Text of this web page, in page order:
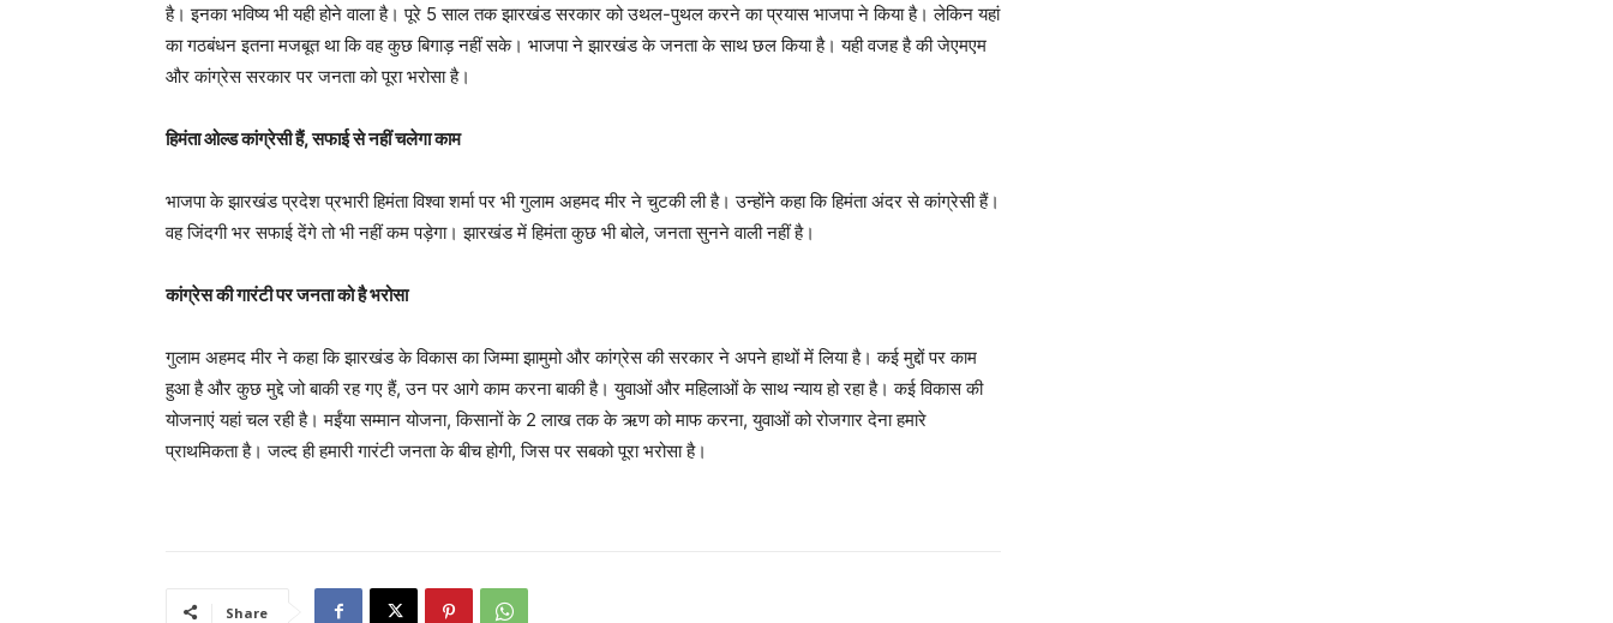
है। इनका भविष्य भी यही होने वाला है। पूरे 5 साल तक झारखंड सरकार को उथल-पुथल करने का प्रयास भाजपा ने किया है। लेकिन यहां
का गठबंधन इतना मजबूत था कि वह कुछ बिगाड़ नहीं सके। भाजपा ने झारखंड के जनता के साथ छल किया है। यही वजह है की जेएमएम
और कांग्रेस सरकार पर जनता को पूरा भरोसा है।
हिमंता ओल्ड कांग्रेसी हैं, सफाई से नहीं चलेगा काम
भाजपा के झारखंड प्रदेश प्रभारी हिमंता विश्वा शर्मा पर भी गुलाम अहमद मीर ने चुटकी ली है। उन्होंने कहा कि हिमंता अंदर से कांग्रेसी हैं।
वह जिंदगी भर सफाई देंगे तो भी नहीं कम पड़ेगा। झारखंड में हिमंता कुछ भी बोले, जनता सुनने वाली नहीं है।
कांग्रेस की गारंटी पर जनता को है भरोसा
गुलाम अहमद मीर ने कहा कि झारखंड के विकास का जिम्मा झामुमो और कांग्रेस की सरकार ने अपने हाथों में लिया है। कई मुद्दों पर काम
हुआ है और कुछ मुद्दे जो बाकी रह गए हैं, उन पर आगे काम करना बाकी है। युवाओं और महिलाओं के साथ न्याय हो रहा है। कई विकास की
योजनाएं यहां चल रही है। मईंया सम्मान योजना, किसानों के 2 लाख तक के ऋण को माफ करना, युवाओं को रोजगार देना हमारे
प्राथमिकता है। जल्द ही हमारी गारंटी जनता के बीच होगी, जिस पर सबको पूरा भरोसा है।
Share